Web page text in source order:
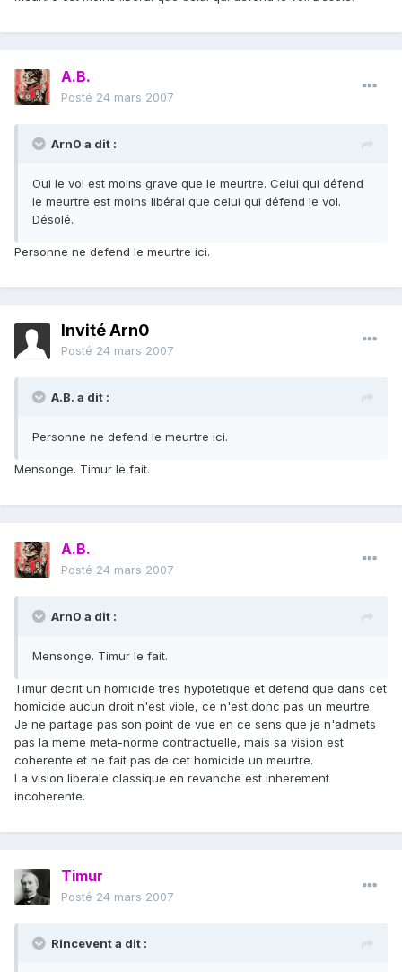
A.B.
Posté 24 mars 2007
Arn0 a dit :
Oui le vol est moins grave que le meurtre. Celui qui défend
le meurtre est moins libéral que celui qui défend le vol.
Désolé.
Personne ne defend le meurtre ici.
Invité Arn0
Posté 24 mars 2007
A.B. a dit :
Personne ne defend le meurtre ici.
Mensonge. Timur le fait.
A.B.
Posté 24 mars 2007
Arn0 a dit :
Mensonge. Timur le fait.
Timur decrit un homicide tres hypotetique et defend que dans cet
homicide aucun droit n'est viole, ce n'est donc pas un meurtre.
Je ne partage pas son point de vue en ce sens que je n'admets
pas la meme meta-norme contractuelle, mais sa vision est
coherente et ne fait pas de cet homicide un meurtre.
La vision liberale classique en revanche est inherement
incoherente.
Timur
Posté 24 mars 2007
Rincevent a dit :